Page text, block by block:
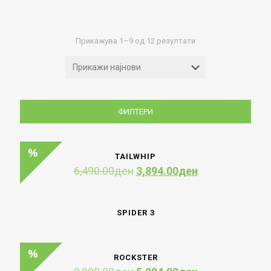
Прикажува 1–9 од 12 резултати
latest
ФИЛТЕРИ
TAILWHIP
6,490.00ден Original
3,894.00денCurrent
SPIDER 3
ROCKSTER